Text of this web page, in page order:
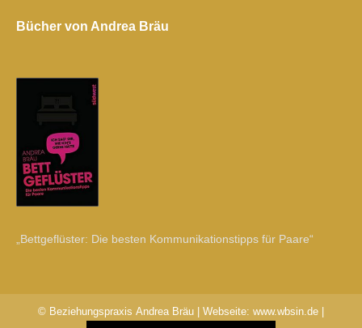
Bücher von Andrea Bräu
„Bettgeflüster: Die besten Kommunikationstipps für Paare“
© Beziehungspraxis Andrea Bräu | Webseite: www.wbsin.de